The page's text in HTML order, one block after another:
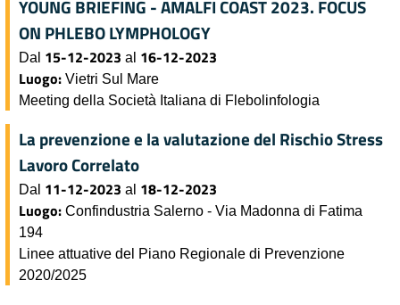
YOUNG BRIEFING - AMALFI COAST 2023. FOCUS
ON PHLEBO LYMPHOLOGY
Dal 15-12-2023 al 16-12-2023
Luogo: Vietri Sul Mare
Meeting della Società Italiana di Flebolinfologia
La prevenzione e la valutazione del Rischio Stress
Lavoro Correlato
Dal 11-12-2023 al 18-12-2023
Luogo: Confindustria Salerno - Via Madonna di Fatima
194
Linee attuative del Piano Regionale di Prevenzione
2020/2025